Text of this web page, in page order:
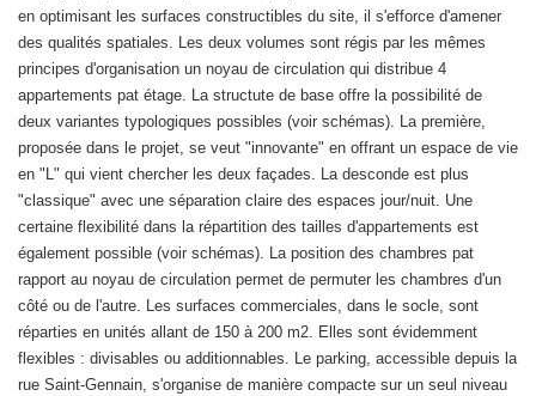
en optimisant les surfaces constructibles du site, il s'efforce d'amener
des qualités spatiales. Les deux volumes sont régis par les mêmes
principes d'organisation un noyau de circulation qui distribue 4
appartements pat étage. La structute de base offre la possibilité de
deux variantes typologiques possibles (voir schémas). La première,
proposée dans le projet, se veut "innovante" en offrant un espace de vie
en "L" qui vient chercher les deux façades. La desconde est plus
"classique" avec une séparation claire des espaces jour/nuit. Une
certaine flexibilité dans la répartition des tailles d'appartements est
également possible (voir schémas). La position des chambres pat
rapport au noyau de circulation permet de permuter les chambres d'un
côté ou de l'autre. Les surfaces commerciales, dans le socle, sont
réparties en unités allant de 150 à 200 m2. Elles sont évidemment
flexibles : divisables ou additionnables. Le parking, accessible depuis la
rue Saint-Gennain, s'organise de manière compacte sur un seul niveau